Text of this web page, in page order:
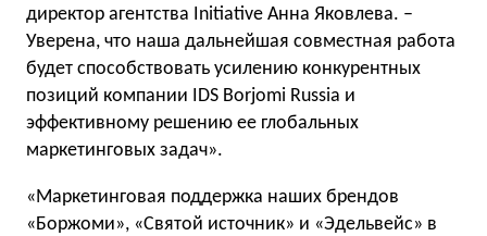
директор агентства Initiative Анна Яковлева. –
Уверена, что наша дальнейшая совместная работа
будет способствовать усилению конкурентных
позиций компании IDS Borjomi Russia и
эффективному решению ее глобальных
маркетинговых задач».
«Маркетинговая поддержка наших брендов
«Боржоми», «Святой источник» и «Эдельвейс» в